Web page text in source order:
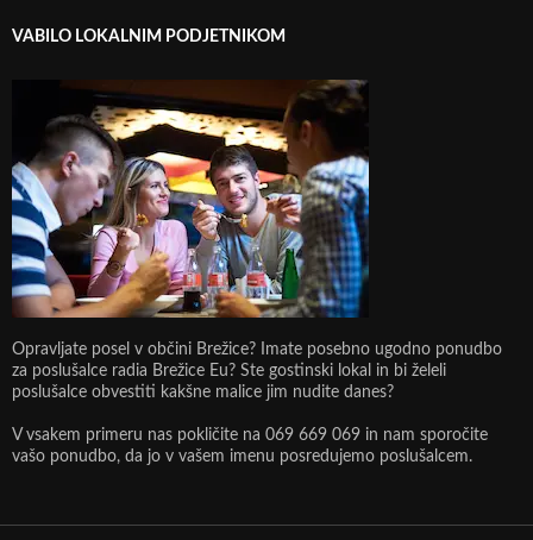
VABILO LOKALNIM PODJETNIKOM
Opravljate posel v občini Brežice? Imate posebno ugodno ponudbo
za poslušalce radia Brežice Eu? Ste gostinski lokal in bi želeli
poslušalce obvestiti kakšne malice jim nudite danes?
V vsakem primeru nas pokličite na 069 669 069 in nam sporočite
vašo ponudbo, da jo v vašem imenu posredujemo poslušalcem.